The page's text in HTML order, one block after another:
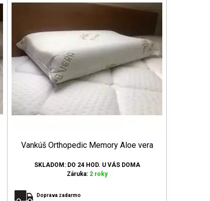
Vankúš Orthopedic Memory Aloe vera
SKLADOM: DO 24 HOD. U VÁS DOMA
Záruka: 2 roky
Doprava zadarmo